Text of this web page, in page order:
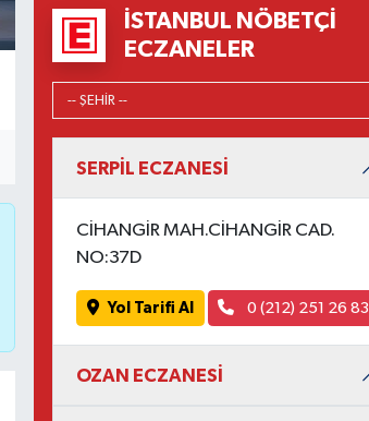
İSTANBUL NÖBETÇI
ECZANELER
SERPİL ECZANESİ
CİHANGİR MAH.CİHANGİR CAD.
NO:37D
Yol Tarifi Al 0 (212) 251 26 83
OZAN ECZANESİ